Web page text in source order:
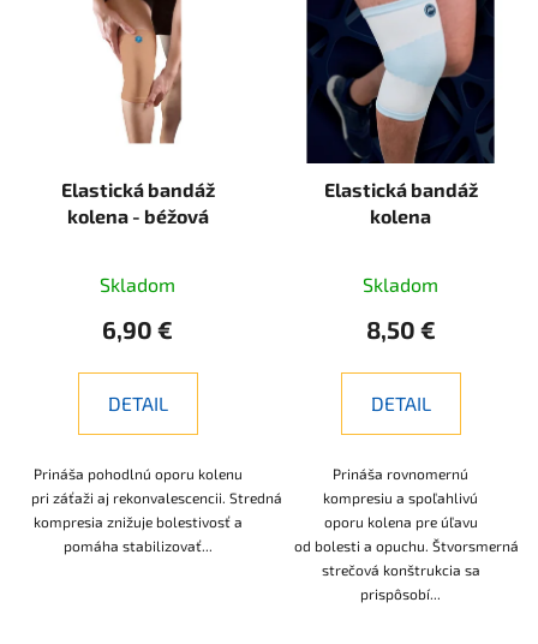
Elastická bandáž
kolena - béžová
Skladom
6,90 €
DETAIL
Prináša pohodlnú oporu kolenu
pri záťaži aj rekonvalescencii. Stredná
kompresia znižuje bolestivosť a
pomáha stabilizovať...
Elastická bandáž
kolena
Skladom
8,50 €
DETAIL
Prináša rovnomernú
kompresiu a spoľahlivú
oporu kolena pre úľavu
od bolesti a opuchu. Štvorsmerná
strečová konštrukcia sa
prispôsobí...